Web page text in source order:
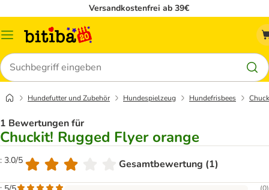
Versandkostenfrei ab 39€
Menü
Suchen
Hundefutter und Zubehör Hundespielzeug Hundefrisbees
1 Bewertungen für
Chuckit! Rugged Flyer orange
: 3.0/5 Gesamtbewertung (1)